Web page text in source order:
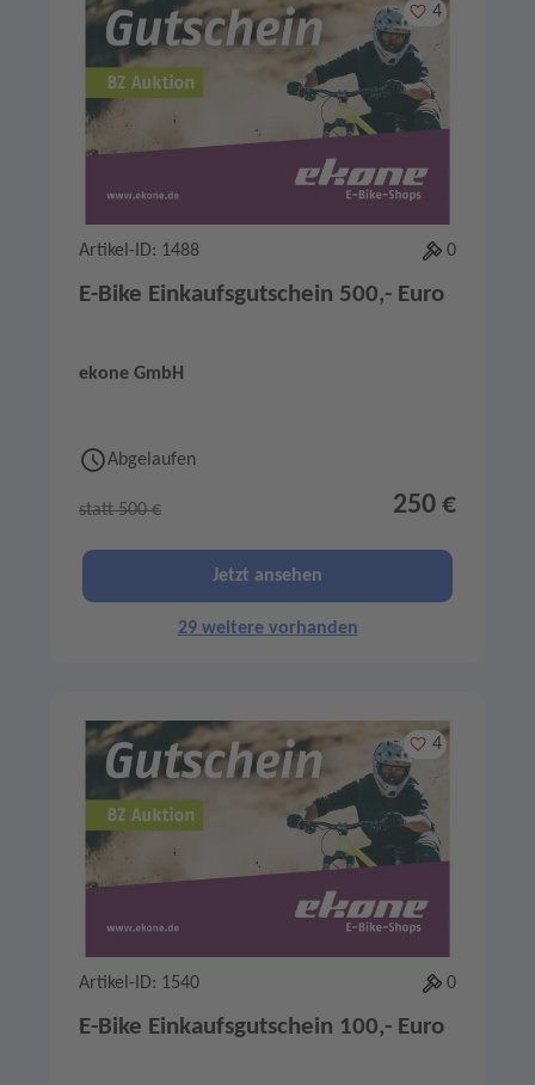
Merken
4
Artikel-ID: 1488 0
E-Bike Einkaufsgutschein 500,- Euro
ekone GmbH
Abgelaufen
statt 500 € 250 €
Jetzt ansehen
29 weitere vorhanden
Merken
4
Artikel-ID: 1540 0
E-Bike Einkaufsgutschein 100,- Euro